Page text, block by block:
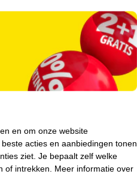
en om onze website
acties en aanbiedingen tonen
ziet. Je bepaalt zelf welke
of intrekken.
Meer informatie over